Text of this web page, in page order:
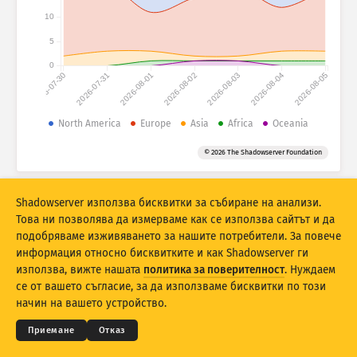
Статистика на атаките: Устройства
Набор от данни
Граница
Таг
Stacking Натрупани Препокриващи
Автоматично актуализирай резултати
Актуализирай Нулиране
Изтеглете като PNG
2026-07-30 2026-07-31 2026-08-01 2026-08-02 2026-08-03 2026-08-04 2026-08-05
0
5
10
North America Europe Asia Africa Oceania
© 2026 The Shadowserver Foundation
© 2026THE SHADOWSERVER FOUNDATION
Поверителност и условия
Данни за контакт
Благодарности
Shadowserver използва бисквитки за събиране на анализи.
Това ни позволява да измерваме как се използва сайтът и да
подобряваме изживяването за нашите потребители. За повече
информация относно бисквитките и как Shadowserver ги
използва, вижте нашата политика за поверителност. Нуждаем
се от вашето съгласие, за да използваме бисквитки по този
начин на вашето устройство.
Приемане Отказ